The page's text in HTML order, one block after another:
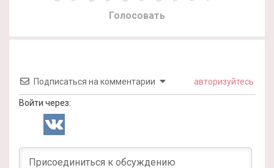
Голосовать
Подписаться на комментарии авторизуйтесь
Войти через: